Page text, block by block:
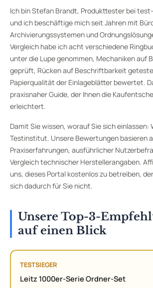
Ich bin Stefan Brandt, Produkttester bei
und ich beschäftige mich seit Jahren mit
Archivierungssystemen und
Vergleich habe ich acht verschiedene
unter die Lupe genommen, Mechaniken auf
geprüft, Rücken auf Beschriftbarkeit
Papierqualität der Einlageblätter bewertet.
praxisnaher Guide, der Ihnen die
erleichtert.
Damit Sie wissen, worauf Sie sich einlassen:
Testinstitut. Unsere Bewertungen basieren
Praxiserfahrungen, ausführlicher
Vergleich technischer Herstellerangaben.
uns, dieses Portal kostenlos zu betreiben,
sich dadurch für Sie nicht.
Unsere Top-3-
auf einen Blick
TESTSIEGER
Leitz 1000er-Serie Ordner-Set